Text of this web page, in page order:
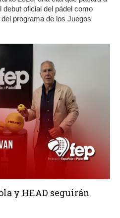
debut oficial del pádel como
programa de los Juegos
y HEAD seguirán